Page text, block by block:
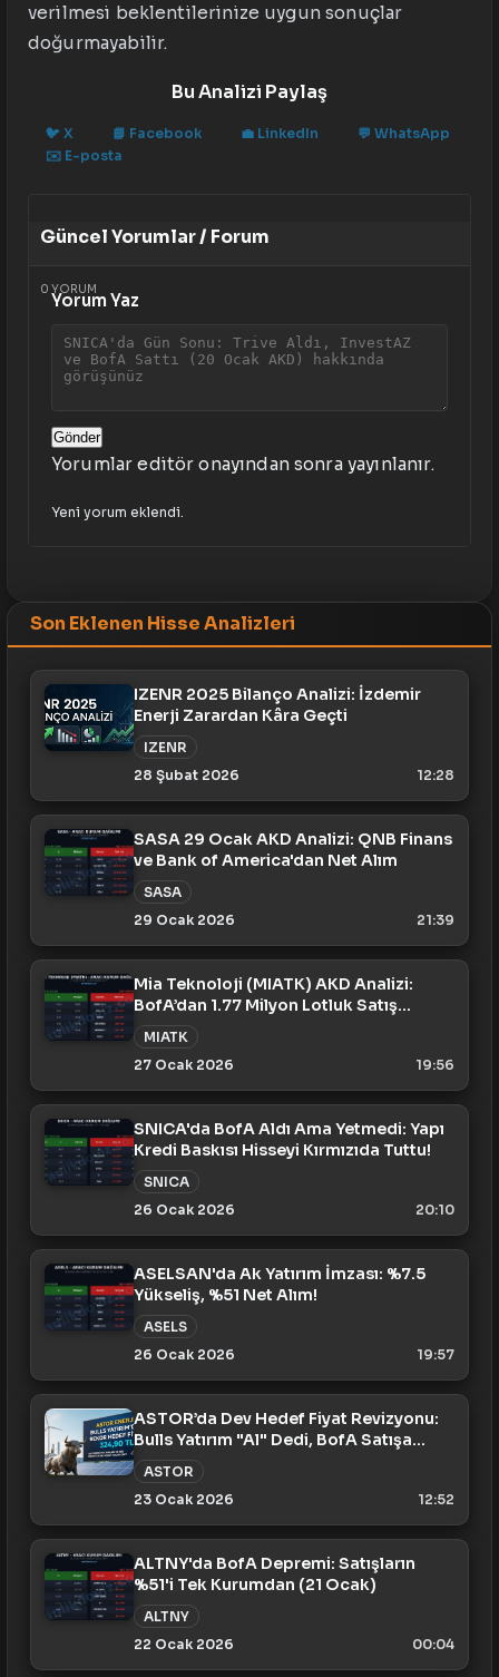
verilmesi beklentilerinize uygun sonuçlar
doğurmayabilir.
Bu Analizi Paylaş
🐦 X 📘 Facebook 💼 LinkedIn 💬 WhatsApp
✉️ E-posta
Güncel Yorumlar / Forum
0 YORUM
Yorum Yaz
Gönder
Yorumlar editör onayından sonra yayınlanır.
Yeni yorum eklendi.
Son Eklenen Hisse Analizleri
IZENR 2025 Bilanço Analizi: İzdemir
Enerji Zarardan Kâra Geçti
IZENR
28 Şubat 2026
12:28
SASA 29 Ocak AKD Analizi: QNB Finans
ve Bank of America'dan Net Alım
SASA
29 Ocak 2026
21:39
Mia Teknoloji (MIATK) AKD Analizi:
BofA’dan 1.77 Milyon Lotluk Satış
Baskısı (27 Ocak)
MIATK
27 Ocak 2026
19:56
SNICA'da BofA Aldı Ama Yetmedi: Yapı
Kredi Baskısı Hisseyi Kırmızıda Tuttu!
SNICA
26 Ocak 2026
20:10
ASELSAN'da Ak Yatırım İmzası: %7.5
Yükseliş, %51 Net Alım!
ASELS
26 Ocak 2026
19:57
ASTOR’da Dev Hedef Fiyat Revizyonu:
Bulls Yatırım "Al" Dedi, BofA Satışa
Geçti!
ASTOR
23 Ocak 2026
12:52
ALTNY'da BofA Depremi: Satışların
%51'i Tek Kurumdan (21 Ocak)
ALTNY
22 Ocak 2026
00:04